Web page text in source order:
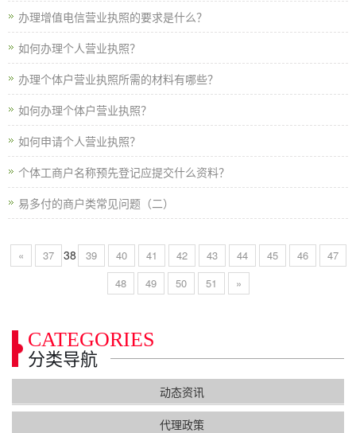
办理增值电信营业执照的要求是什么？
如何办理个人营业执照？
办理个体户营业执照所需的材料有哪些？
如何办理个体户营业执照？
如何申请个人营业执照？
个体工商户名称预先登记应提交什么资料？
易多付的商户类常见问题（二）
« 37 38 39 40 41 42 43 44 45 46
47
48
49 50 51 »
CATEGORIES
分类导航
动态资讯
代理政策